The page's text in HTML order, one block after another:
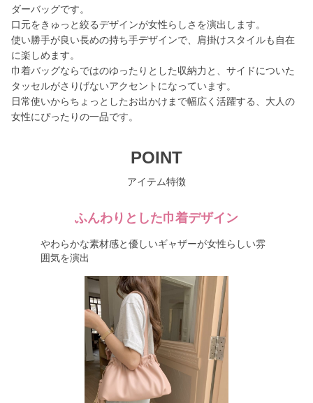
ダーバッグです。
口元をきゅっと絞るデザインが女性らしさを演出します。
使い勝手が良い長めの持ち手デザインで、肩掛けスタイルも自在
に楽しめます。
巾着バッグならではのゆったりとした収納力と、サイドについた
タッセルがさりげないアクセントになっています。
日常使いからちょっとしたお出かけまで幅広く活躍する、大人の
女性にぴったりの一品です。
POINT
アイテム特徴
ふんわりとした巾着デザイン
やわらかな素材感と優しいギャザーが女性らしい雰
囲気を演出